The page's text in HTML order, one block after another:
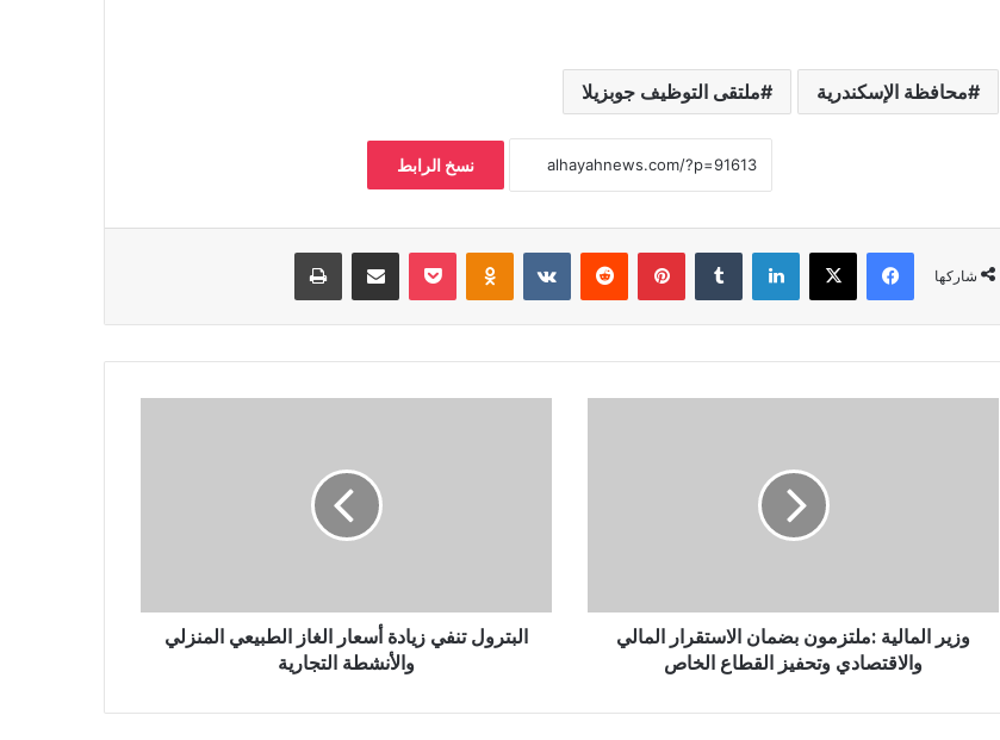
محافظة الإسكندرية ملتقى التوظيف جوبزيلا
نسخ الرابط
شاركها
فيسبوك X لينكدإن بينتيريست Odnoklassniki
بوكيت مشاركة عبر البريد طباعة
وزير المالية :ملتزمون بضمان الاستقرار المالي
والاقتصادي وتحفيز القطاع الخاص
البترول تنفي زيادة أسعار الغاز الطبيعي المنزلي
والأنشطة التجارية